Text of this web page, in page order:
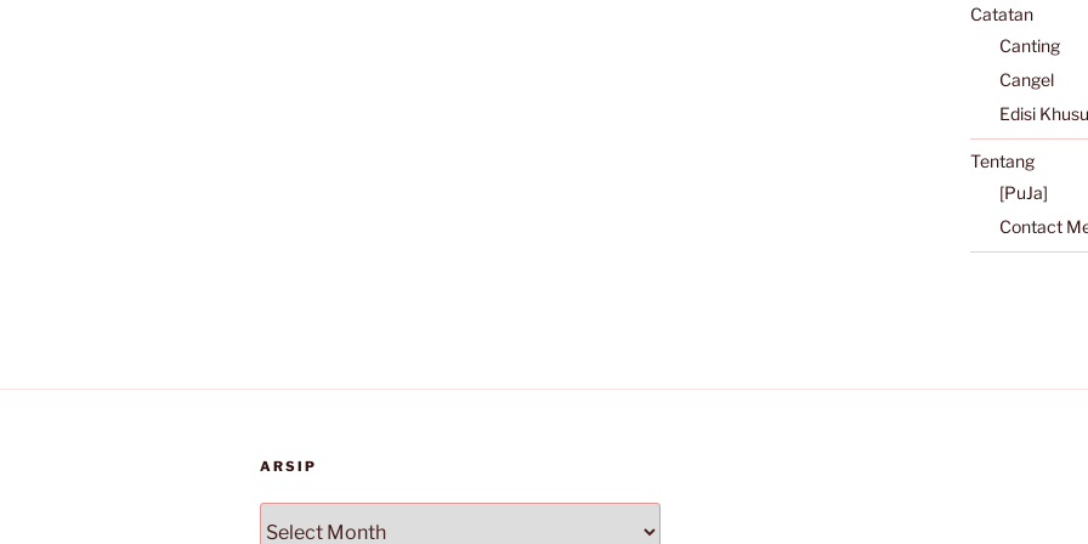
Catatan
Canting
Cangel
Edisi
Tentang
[PuJa]
Contact
ARSIP